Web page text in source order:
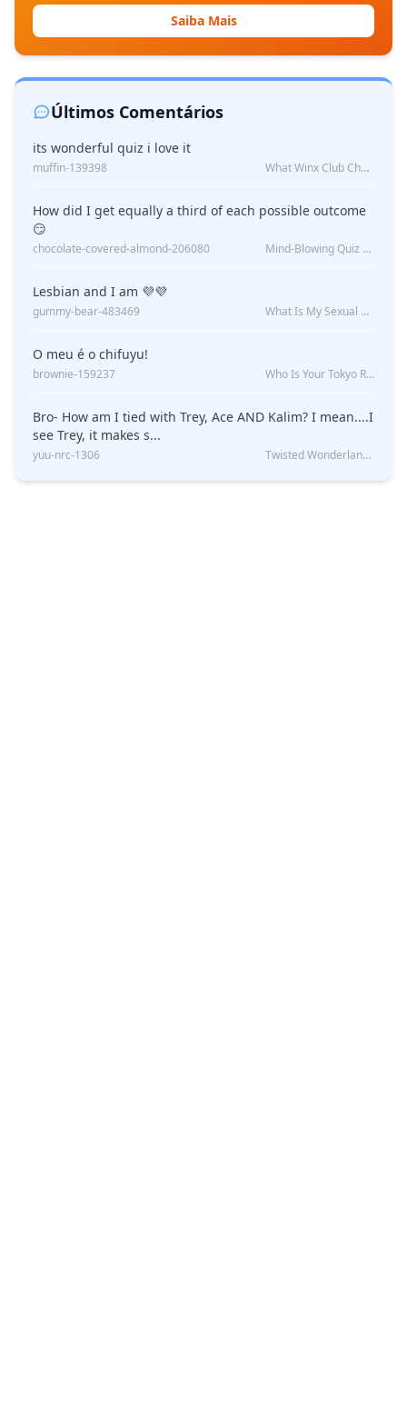
Saiba Mais
Últimos Comentários
its wonderful quiz i love it
muffin-139398 What Winx Club Character Are You?
How did I get equally a third of each possible outcome
😏
chocolate-covered-almond-206080 Mind-Blowing Quiz Reveals: Will I Be Alone Forever?
Lesbian and I am 💜💜
gummy-bear-483469 What Is My Sexual Orientation: Uncovered
O meu é o chifuyu!
brownie-159237 Who Is Your Tokyo Revengers Boyfriend?
Bro- How am I tied with Trey, Ace AND Kalim? I mean....I
see Trey, it makes s...
yuu-nrc-1306 Twisted Wonderland Kin Quiz